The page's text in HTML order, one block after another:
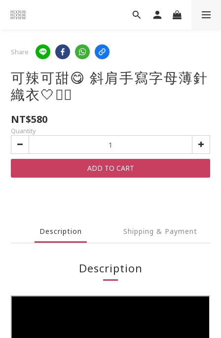
Share
可辣可甜😋 斜肩手寫字母薄針
織衣🤍✍🏻
NT$580
Quantity
ADD TO CART
Description Shipping & Payment
Description